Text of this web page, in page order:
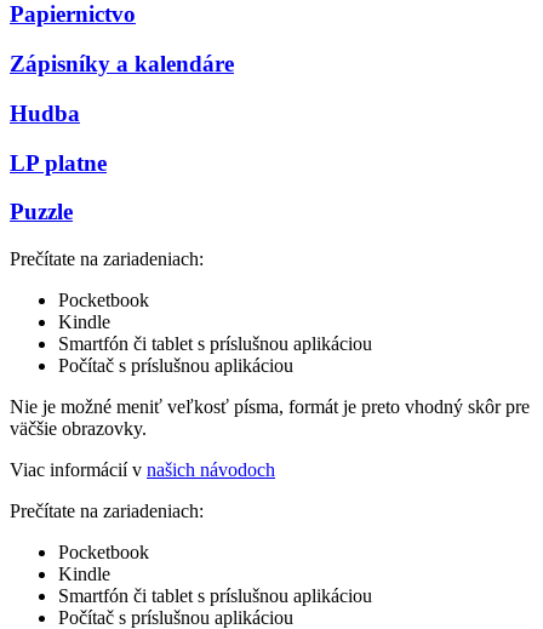
Papiernictvo
Zápisníky a kalendáre
Hudba
LP platne
Puzzle
Prečítate na zariadeniach:
Pocketbook
Kindle
Smartfón či tablet s príslušnou aplikáciou
Počítač s príslušnou aplikáciou
Nie je možné meniť veľkosť písma, formát je preto vhodný skôr pre
väčšie obrazovky.
Viac informácií v našich návodoch
Prečítate na zariadeniach:
Pocketbook
Kindle
Smartfón či tablet s príslušnou aplikáciou
Počítač s príslušnou aplikáciou